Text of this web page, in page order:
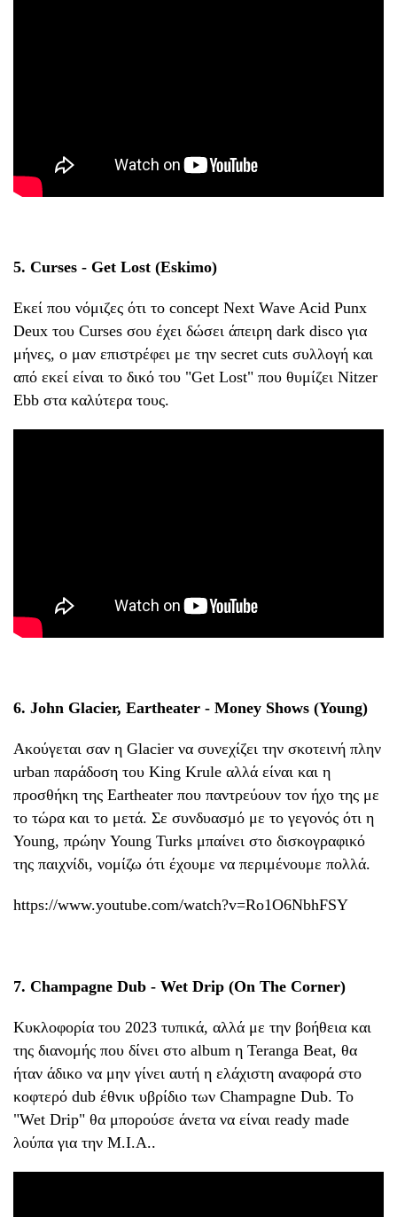
5. Curses - Get Lost (Eskimo)
Εκεί που νόμιζες ότι το concept Next Wave Acid Punx
Deux του Curses σου έχει δώσει άπειρη dark disco για
μήνες, ο μαν επιστρέφει με την secret cuts συλλογή και
από εκεί είναι το δικό του "Get Lost" που θυμίζει Nitzer
Ebb στα καλύτερα τους.
6. John Glacier, Eartheater - Money Shows (Young)
Ακούγεται σαν η Glacier να συνεχίζει την σκοτεινή πλην
urban παράδοση του King Krule αλλά είναι και η
προσθήκη της Eartheater που παντρεύουν τον ήχο της με
το τώρα και το μετά. Σε συνδυασμό με το γεγονός ότι η
Young, πρώην Young Turks μπαίνει στο δισκογραφικό
της παιχνίδι, νομίζω ότι έχουμε να περιμένουμε πολλά.
https://www.youtube.com/watch?v=Ro1O6NbhFSY
7. Champagne Dub - Wet Drip (On The Corner)
Κυκλοφορία του 2023 τυπικά, αλλά με την βοήθεια και
της διανομής που δίνει στο album η Teranga Beat, θα
ήταν άδικο να μην γίνει αυτή η ελάχιστη αναφορά στο
κοφτερό dub έθνικ υβρίδιο των Champagne Dub. Το
"Wet Drip" θα μπορούσε άνετα να είναι ready made
λούπα για την M.I.A..